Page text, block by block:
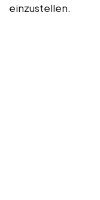
einzustellen.